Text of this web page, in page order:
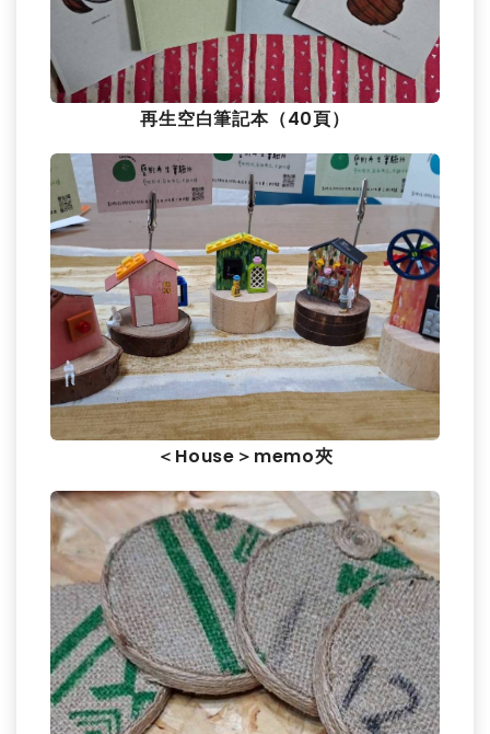
再生空白筆記本（40頁）
＜House＞memo夾